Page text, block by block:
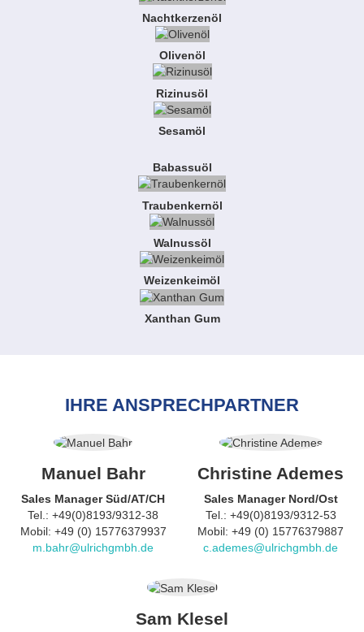
Nachtkerzenöl
Olivenöl
Rizinusöl
Sesamöl
Babassuöl
Traubenkernöl
Walnussöl
Weizenkeimöl
Xanthan Gum
IHRE ANSPRECHPARTNER
Manuel Bahr
Sales Manager Süd/AT/CH
Tel.: +49(0)8193/9312-38
Mobil: +49 (0) 15776379937
m.bahr@ulrichgmbh.de
Christine Ademes
Sales Manager Nord/Ost
Tel.: +49(0)8193/9312-53
Mobil: +49 (0) 15776379887
c.ademes@ulrichgmbh.de
Sam Klesel